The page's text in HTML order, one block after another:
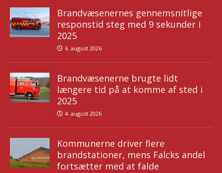
Brandvæsenernes gennemsnitlige
responstid steg med 9 sekunder i
2025
6. august 2026
Brandvæsenerne brugte lidt
længere tid på at komme af sted i
2025
4. august 2026
Kommunerne driver flere
brandstationer, mens Falcks andel
fortsætter med at falde